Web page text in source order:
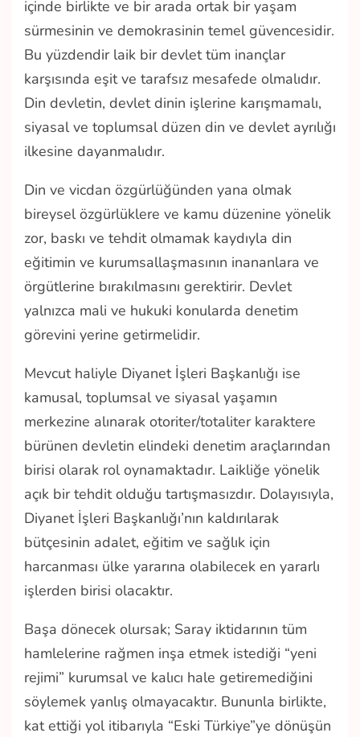
içinde birlikte ve bir arada ortak bir yaşam
sürmesinin ve demokrasinin temel güvencesidir.
Bu yüzdendir laik bir devlet tüm inançlar
karşısında eşit ve tarafsız mesafede olmalıdır.
Din devletin, devlet dinin işlerine karışmamalı,
siyasal ve toplumsal düzen din ve devlet ayrılığı
ilkesine dayanmalıdır.
Din ve vicdan özgürlüğünden yana olmak
bireysel özgürlüklere ve kamu düzenine yönelik
zor, baskı ve tehdit olmamak kaydıyla din
eğitimin ve kurumsallaşmasının inananlara ve
örgütlerine bırakılmasını gerektirir. Devlet
yalnızca mali ve hukuki konularda denetim
görevini yerine getirmelidir.
Mevcut haliyle Diyanet İşleri Başkanlığı ise
kamusal, toplumsal ve siyasal yaşamın
merkezine alınarak otoriter/totaliter karaktere
bürünen devletin elindeki denetim araçlarından
birisi olarak rol oynamaktadır. Laikliğe yönelik
açık bir tehdit olduğu tartışmasızdır. Dolayısıyla,
Diyanet İşleri Başkanlığı’nın kaldırılarak
bütçesinin adalet, eğitim ve sağlık için
harcanması ülke yararına olabilecek en yararlı
işlerden birisi olacaktır.
Başa dönecek olursak; Saray iktidarının tüm
hamlelerine rağmen inşa etmek istediği “yeni
rejimi” kurumsal ve kalıcı hale getiremediğini
söylemek yanlış olmayacaktır. Bununla birlikte,
kat ettiği yol itibarıyla “Eski Türkiye”ye dönüşün